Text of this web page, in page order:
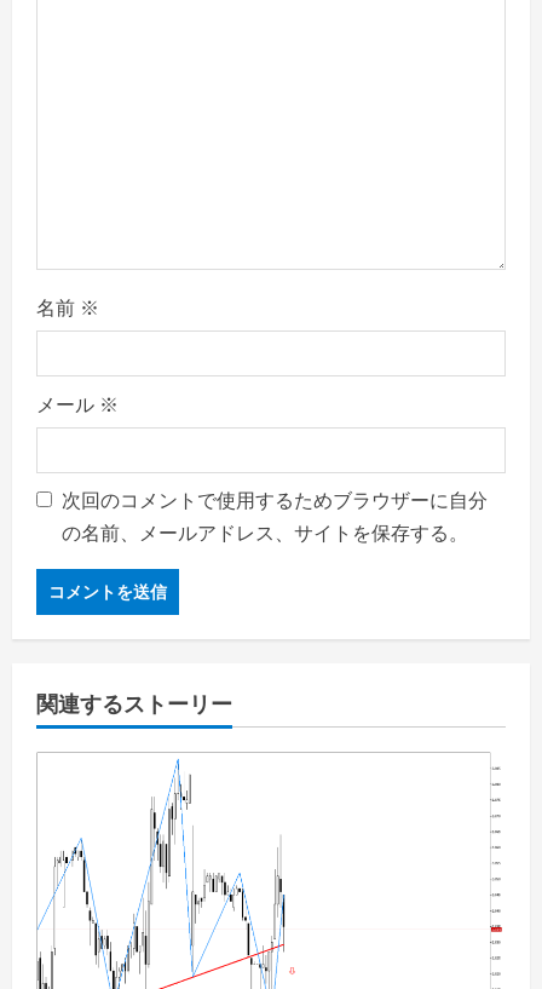
名前 ※
メール ※
次回のコメントで使用するためブラウザーに自分
の名前、メールアドレス、サイトを保存する。
関連するストーリー